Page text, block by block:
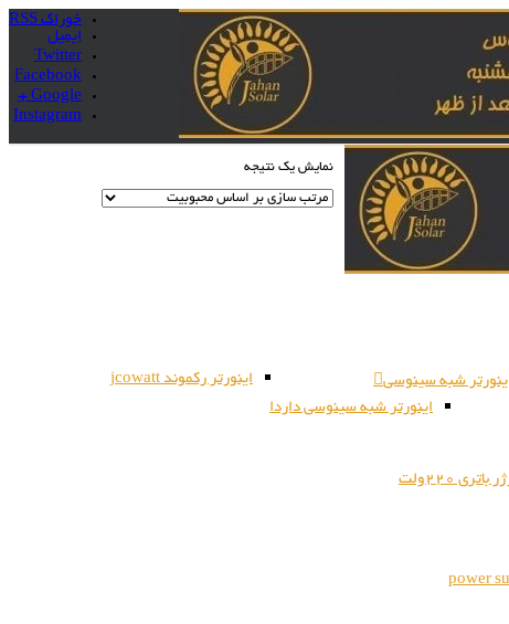
خوراک RSS
ایمیل
Twitter
Facebook
Google +
Instagram
شبه سینوسی
اینورتر شبه سینوسی داردا
اینورتر رکموند jcowatt
باتری 220ولت
power
نمایش یک نتیجه